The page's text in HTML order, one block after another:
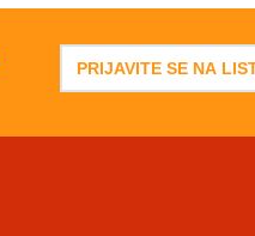
PRIJAVITE SE NA